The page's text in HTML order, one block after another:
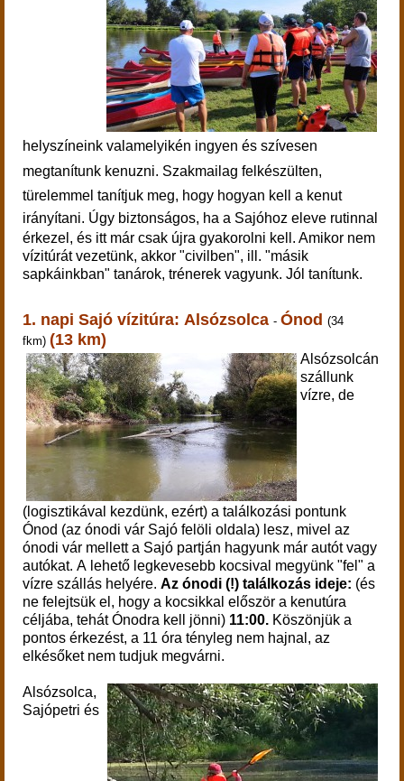
helyszíneink valamelyikén ingyen és szívesen
megtanítunk kenuzni. Szakmailag felkészülten,
türelemmel tanítjuk meg, hogy hogyan kell a kenut
irányítani. Úgy biztonságos, ha a Sajóhoz eleve rutinnal
érkezel, és itt már csak újra gyakorolni kell. Amikor nem
vízitúrát vezetünk, akkor "civilben", ill. "másik
sapkáinkban" tanárok, trénerek vagyunk. Jól tanítunk.
1. napi Sajó vízitúra: Alsózsolca - Ónod (34
fkm) (13 km)
Alsózsolcán
szállunk
vízre, de
(logisztikával kezdünk, ezért) a találkozási pontunk
Ónod (az ónodi vár Sajó felöli oldala) lesz, mivel az
ónodi vár mellett a Sajó partján hagyunk már autót vagy
autókat. A lehető legkevesebb kocsival megyünk "fel" a
vízre szállás helyére. Az ónodi (!) találkozás ideje: (és
ne felejtsük el, hogy a kocsikkal először a kenutúra
céljába, tehát Ónodra kell jönni) 11:00. Köszönjük a
pontos érkezést, a 11 óra tényleg nem hajnal, az
elkésőket nem tudjuk megvárni.
Alsózsolca,
Sajópetri és